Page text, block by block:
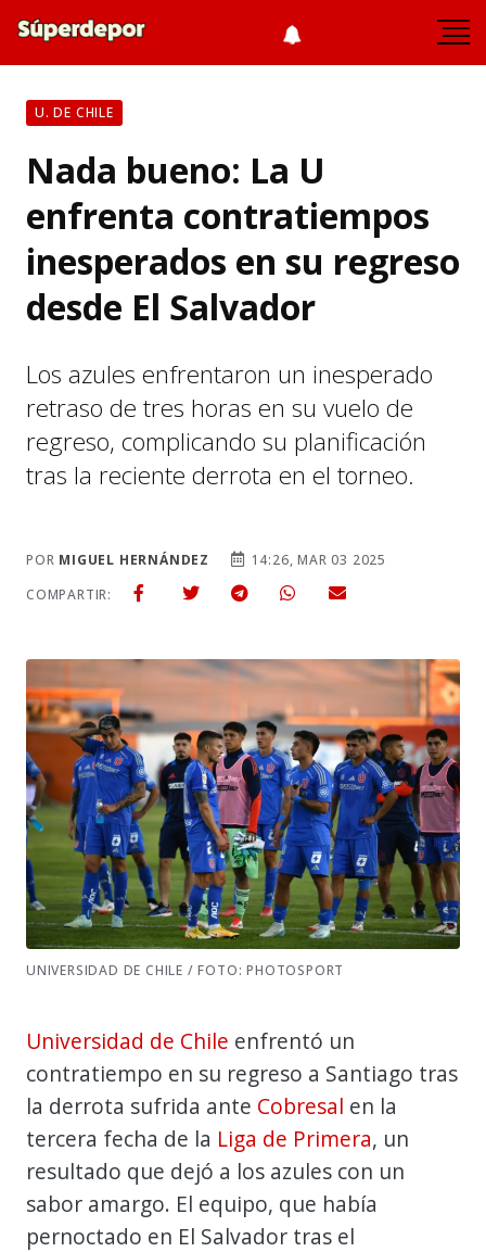
U. DE CHILE
Nada bueno: La U
enfrenta contratiempos
inesperados en su regreso
desde El Salvador
Los azules enfrentaron un inesperado
retraso de tres horas en su vuelo de
regreso, complicando su planificación
tras la reciente derrota en el torneo.
POR MIGUEL HERNÁNDEZ
14:26, MAR 03 2025
COMPARTIR:
UNIVERSIDAD DE CHILE / FOTO: PHOTOSPORT
Universidad de Chile enfrentó un
contratiempo en su regreso a Santiago tras
la derrota sufrida ante Cobresal en la
tercera fecha de la Liga de Primera, un
resultado que dejó a los azules con un
sabor amargo. El equipo, que había
pernoctado en El Salvador tras el